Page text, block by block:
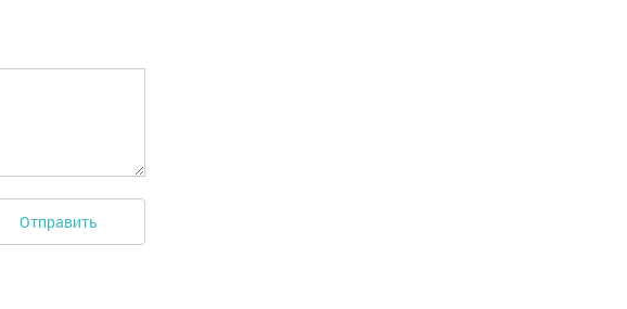
Отправить